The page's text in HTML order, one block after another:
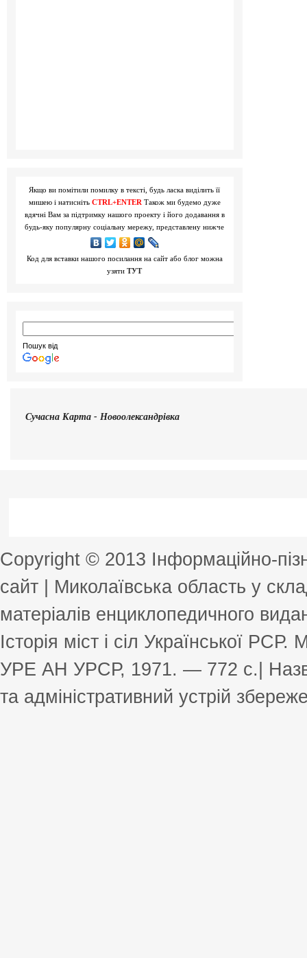
Якщо ви помітили помилку в тексті, будь ласка виділить її
мишею і натисніть CTRL+ENTER Також ми будемо дуже
вдячні Вам за підтримку нашого проекту і його додавання в
будь-яку популярну соціальну мережу, представлену нижче
Код для вставки нашого посилання на сайт або блог можна
узяти ТУТ
Пошук від
Сучасна Карта - Новоолександрівка
Copyright © 2013 Інформаційно-
сайт | Миколаївська область у
матеріалів енциклопедичного
Історія міст і сіл Української
УРЕ АН УРСР, 1971. — 772 с.| Назви
та адміністративний устрій